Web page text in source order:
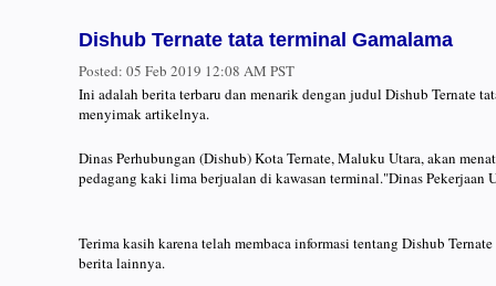
Dishub Ternate tata terminal Gamalama
Posted: 05 Feb 2019 12:08 AM PST
Ini adalah berita terbaru dan menarik dengan judul Dishub Ternate
menyimak artikelnya.
Dinas Perhubungan (Dishub) Kota Ternate, Maluku Utara, akan
pedagang kaki lima berjualan di kawasan terminal."Dinas Pekerjaan
Terima kasih karena telah membaca informasi tentang Dishub
berita lainnya.